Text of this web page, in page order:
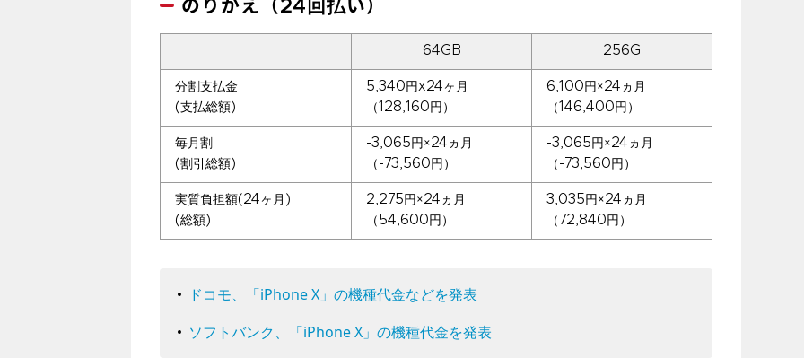
のりかえ（24回払い）
64GB 256G
分割⽀払⾦
(⽀払総額)
5,340円x24ヶ月
（128,160円）
6,100円×24ヵ月
（146,400円）
毎月割
(割引総額)
-3,065円×24ヵ月
（-73,560円）
-3,065円×24ヵ月
（-73,560円）
実質負担額(24ヶ月)
(総額)
2,275円×24ヵ月
（54,600円）
3,035円×24ヵ月
（72,840円）
ドコモ、「iPhone X」の機種代金などを発表
ソフトバンク、「iPhone X」の機種代金を発表